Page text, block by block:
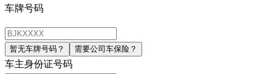
车牌号码
暂无车牌号码？ 需要公司车保险？
车主身份证号码